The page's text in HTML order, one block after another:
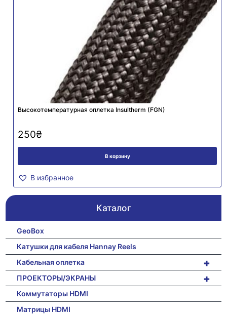
Высокотемпературная оплетка Insultherm (FGN)
250₴
В корзину
В избранное
Каталог
GeoBox
Катушки для кабеля Hannay Reels
+
Кабельная оплетка
+
ПРОЕКТОРЫ/ЭКРАНЫ
Коммутаторы HDMI
Матрицы HDMI